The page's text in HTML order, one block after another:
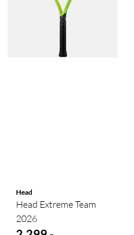
Head
Head Extreme Team
2026